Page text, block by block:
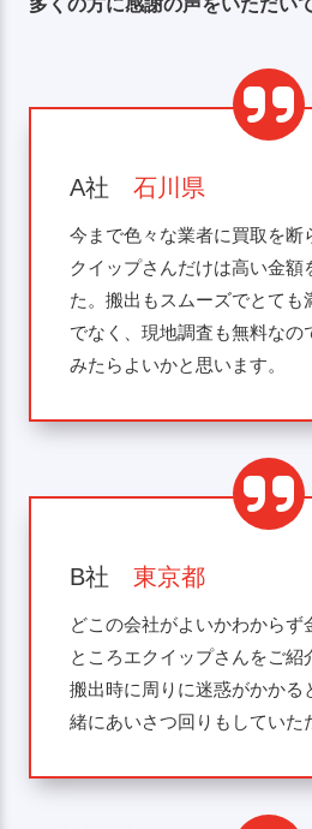
多くの方に感謝の声をいただい
A社 石川県
今まで色々な業者に買取を断
クイップさんだけは高い金額
た。搬出もスムーズでとても
でなく、現地調査も無料なの
みたらよいかと思います。
B社 東京都
どこの会社がよいかわからず
ところエクイップさんをご紹
搬出時に周りに迷惑がかかる
緒にあいさつ回りもしていた